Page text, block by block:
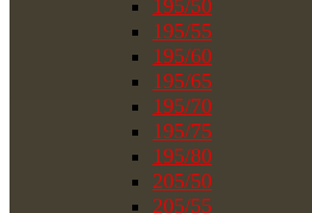
195/50
195/55
195/60
195/65
195/70
195/75
195/80
205/50
205/55